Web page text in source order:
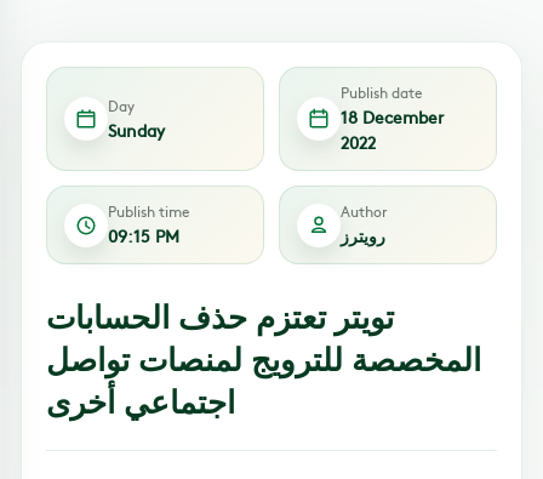
Day
Sunday
Publish date
18 December
2022
Publish time
09:15 PM
Author
رويترز
تويتر تعتزم حذف الحسابات
المخصصة للترويج لمنصات تواصل
اجتماعي أخرى